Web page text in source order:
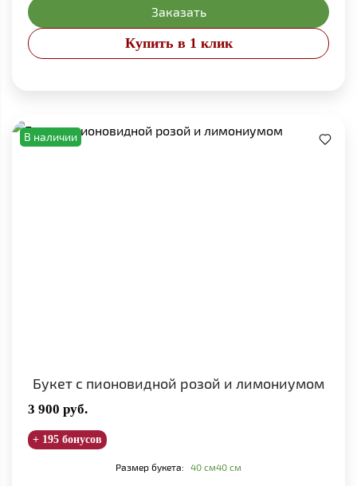
Заказать
Купить в 1 клик
В наличии
Букет с пионовидной розой и лимониумом
3 900 руб.
+ 195 бонусов
Размер букета: 40 см40 см